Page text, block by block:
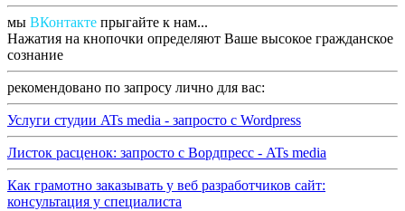
мы ВКонтакте прыгайте к нам...
Нажатия на кнопочки определяют Ваше высокое гражданское
сознание
рекомендовано по запросу лично для вас:
Услуги студии ATs media - запросто с Wordpress
Листок расценок: запросто с Вордпресс - ATs media
Как грамотно заказывать у веб разработчиков сайт:
консультация у специалиста